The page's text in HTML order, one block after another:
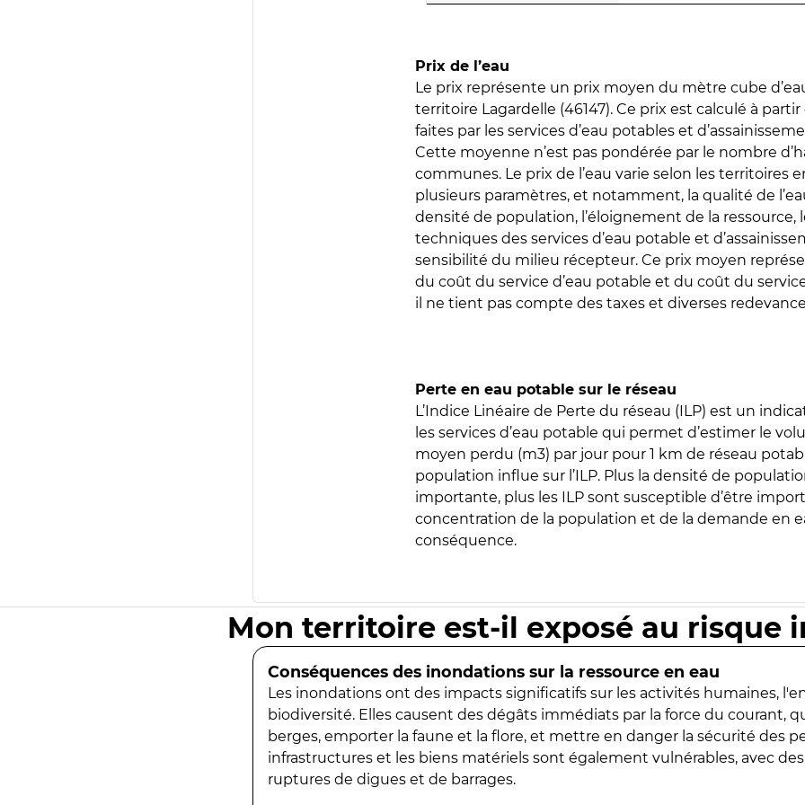
Prix de l’eau
Le prix représente un prix moyen du mètre cube
territoire Lagardelle (46147). Ce prix est calculé à
faites par les services d’eau potables et
Cette moyenne n’est pas pondérée par le nombre
communes. Le prix de l’eau varie selon les territoires
plusieurs paramètres, et notamment, la qualité de
densité de population, l’éloignement de la ressource,
techniques des services d’eau potable et
sensibilité du milieu récepteur. Ce prix moyen
du coût du service d’eau potable et du coût du
il ne tient pas compte des taxes et diverses
Perte en eau potable sur le réseau
L’Indice Linéaire de Perte du réseau (ILP) est un
les services d’eau potable qui permet d’estimer le
moyen perdu (m3) par jour pour 1 km de réseau
population influe sur l’ILP. Plus la densité de
importante, plus les ILP sont susceptible d’être
concentration de la population et de la demande en
conséquence.
Mon territoire est-il exposé au risque
Conséquences des inondations sur la ressource en eau
Les inondations ont des impacts significatifs sur les activités humaines,
biodiversité. Elles causent des dégâts immédiats par la force du courant,
berges, emporter la faune et la flore, et mettre en danger la sécurité des
infrastructures et les biens matériels sont également vulnérables, avec
ruptures de digues et de barrages.